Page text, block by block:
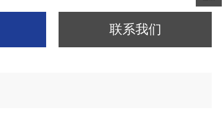
联系我们